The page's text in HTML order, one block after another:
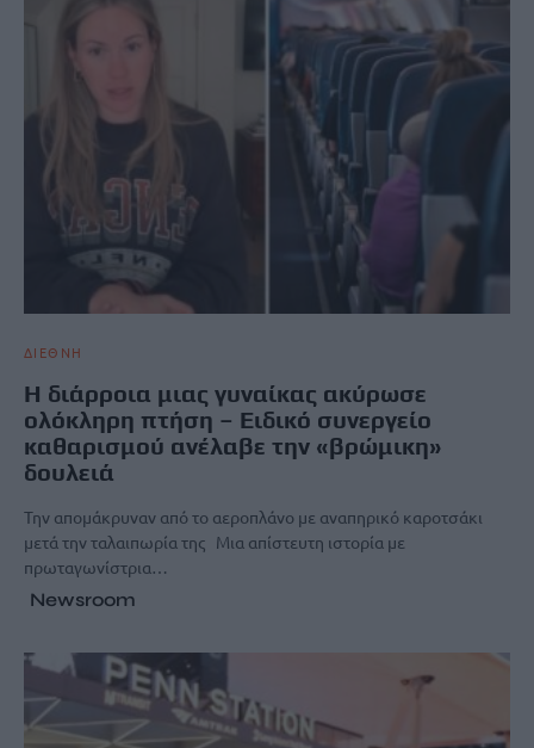
ΔΙΕΘΝΗ
Η διάρροια μιας γυναίκας ακύρωσε
ολόκληρη πτήση – Ειδικό συνεργείο
καθαρισμού ανέλαβε την «βρώμικη»
δουλειά
Την απομάκρυναν από το αεροπλάνο με αναπηρικό καροτσάκι
μετά την ταλαιπωρία της Μια απίστευτη ιστορία με
πρωταγωνίστρια…
Newsroom